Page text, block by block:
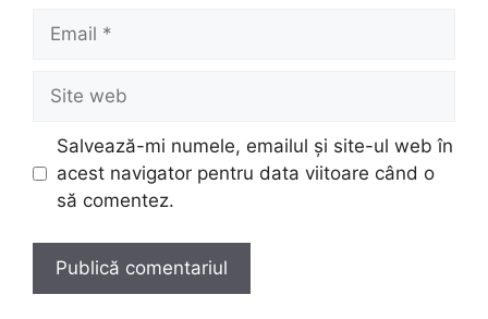
Email
Site
web
Salvează-mi numele, emailul și site-ul web în
acest navigator pentru data viitoare când o
să comentez.